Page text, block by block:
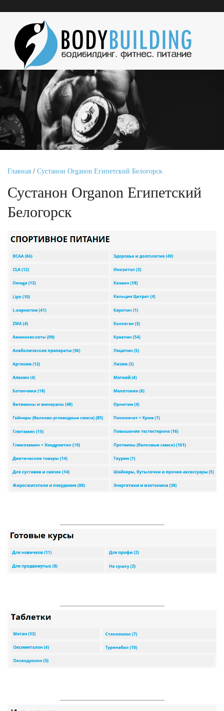
Главная / Сустанон Organon Египетский Белогорск
Сустанон Organon Египетский
Белогорск